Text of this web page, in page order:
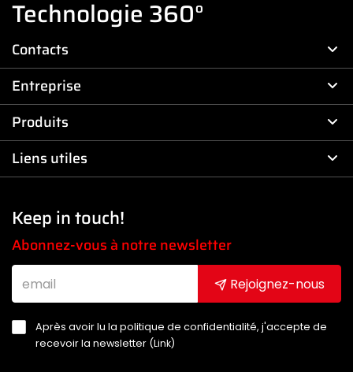
Technologie 360°
Contacts
Entreprise
Produits
Liens utiles
Keep in touch!
Abonnez-vous à notre newsletter
Rejoignez-nous
Après avoir lu la politique de confidentialité, j'accepte de
recevoir la newsletter (Link)